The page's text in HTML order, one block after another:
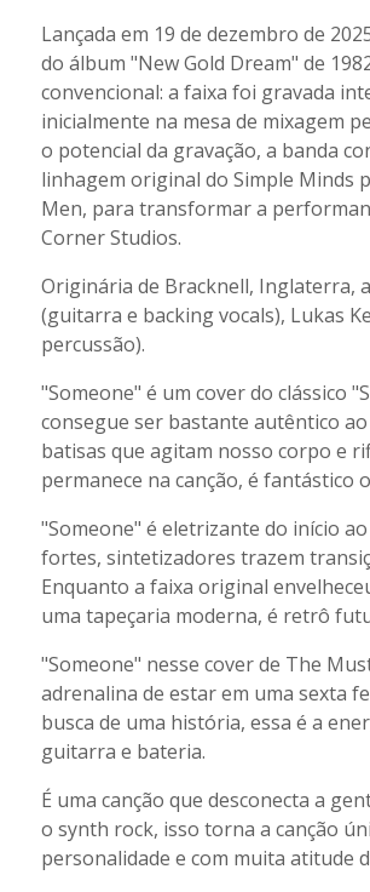
Lançada em 19 de dezembro de
do álbum "New Gold Dream" de
convencional: a faixa foi gravada
inicialmente na mesa de mixagem
o potencial da gravação, a banda
linhagem original do Simple Minds
Men, para transformar a
Corner Studios.
Originária de Bracknell, Inglaterra,
(guitarra e backing vocals), Lukas
percussão).
"Someone" é um cover do clássico
consegue ser bastante autêntico
batisas que agitam nosso corpo e
permanece na canção, é fantástico
"Someone" é eletrizante do início
fortes, sintetizadores trazem
Enquanto a faixa original
uma tapeçaria moderna, é retrô
"Someone" nesse cover de The
adrenalina de estar em uma sexta
busca de uma história, essa é a
guitarra e bateria.
É uma canção que desconecta a
o synth rock, isso torna a canção
personalidade e com muita atitude